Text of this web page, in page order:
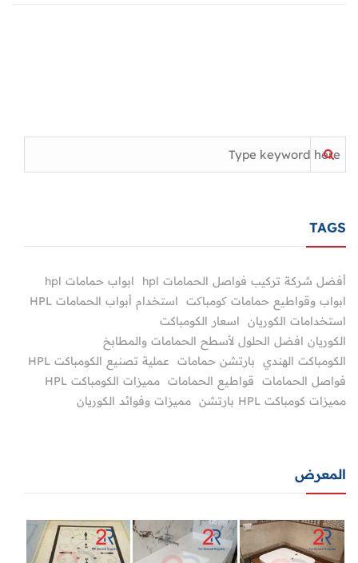
TAGS
أفضل شركة تركيب فواصل الحمامات hpl
ابواب حمامات hpl
ابواب وقواطيع حمامات کومباکت
استخدام أبواب الحمامات HPL
استخدامات الكوريان
اسعار الكومباكت
الكوريان افضل الحلول لأسطح الحمامات والمطابخ
الكومباكت الهندي
بارتشن حمامات
عملية تصنيع الكومباكت HPL
فواصل الحمامات
قواطيع الحمامات مميزات الكومباكت HPL
مميزات كومباكت HPL بارتشن
مميزات وفوائد الكوريان
المعرض